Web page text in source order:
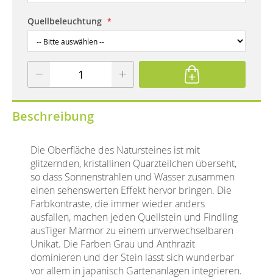
Quellbeleuchtung
Beschreibung
Die Oberfläche des Natursteines ist mit
glitzernden, kristallinen Quarzteilchen überseht,
so dass Sonnenstrahlen und Wasser zusammen
einen sehenswerten Effekt hervor bringen. Die
Farbkontraste, die immer wieder anders
ausfallen, machen jeden Quellstein und Findling
ausTiger Marmor zu einem unverwechselbaren
Unikat. Die Farben Grau und Anthrazit
dominieren und der Stein lässt sich wunderbar
vor allem in japanisch Gartenanlagen integrieren.